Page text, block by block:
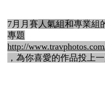
7月月賽 人氣組和專業組
專題
http://
，為你喜愛的作品投上一